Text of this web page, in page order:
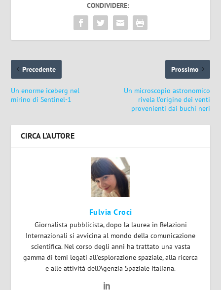
CONDIVIDERE:
Precedente
Un enorme iceberg nel
mirino di Sentinel-1
Prossimo
Un microscopio astronomico
rivela l’origine dei venti
provenienti dai buchi neri
CIRCA L'AUTORE
Fulvia Croci
Giornalista pubblicista, dopo la laurea in Relazioni
Internazionali si avvicina al mondo della comunicazione
scientifica. Nel corso degli anni ha trattato una vasta
gamma di temi legati all'esplorazione spaziale, alla ricerca
e alle attività dell’Agenzia Spaziale Italiana.